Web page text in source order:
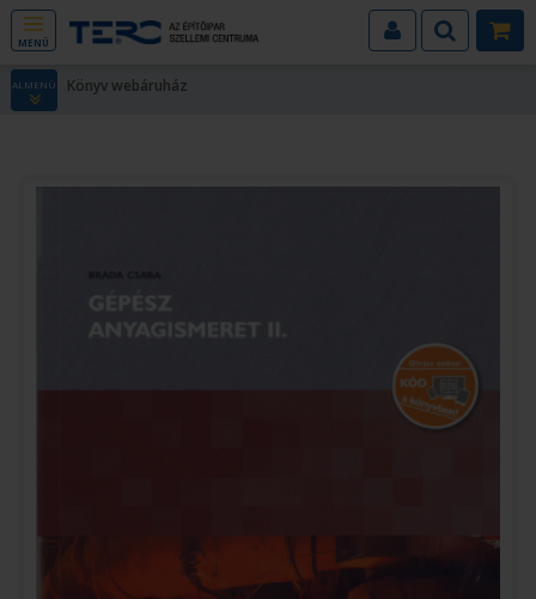
MENÜ
ALMENÜ Könyv webáruház